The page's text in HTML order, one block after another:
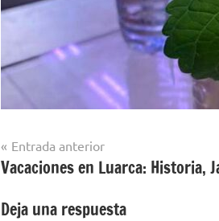
Navegación
de
entradas
Entrada anterior
Vacaciones en Luarca: Historia,
Deja una respuesta